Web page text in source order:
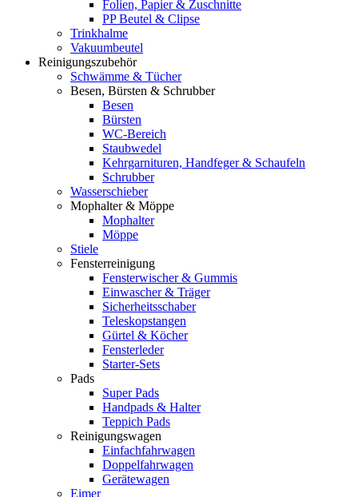
Folien, Papier & Zuschnitte
PP Beutel & Clipse
Trinkhalme
Vakuumbeutel
Reinigungszubehör
Schwämme & Tücher
Besen, Bürsten & Schrubber
Besen
Bürsten
WC-Bereich
Staubwedel
Kehrgarnituren, Handfeger & Schaufeln
Schrubber
Wasserschieber
Mophalter & Möppe
Mophalter
Möppe
Stiele
Fensterreinigung
Fensterwischer & Gummis
Einwascher & Träger
Sicherheitsschaber
Teleskopstangen
Gürtel & Köcher
Fensterleder
Starter-Sets
Pads
Super Pads
Handpads & Halter
Teppich Pads
Reinigungswagen
Einfachfahrwagen
Doppelfahrwagen
Gerätewagen
Eimer